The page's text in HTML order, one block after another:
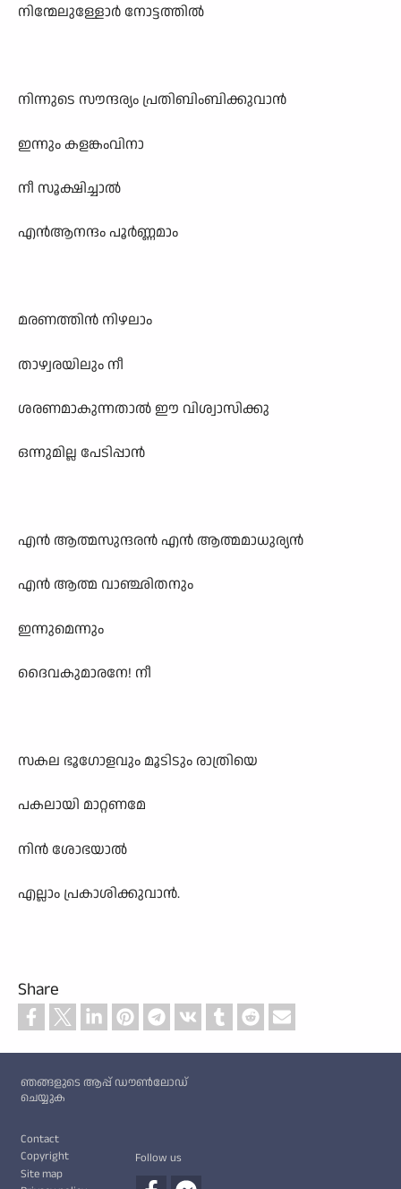
നിന്മേലുള്ളോർ നോട്ടത്തിൽ
നിന്നുടെ സൗന്ദര്യം പ്രതിബിംബിക്കുവാൻ
ഇന്നും കളങ്കംവിനാ
നീ സൂക്ഷിച്ചാൽ
എൻആനന്ദം പൂർണ്ണമാം
മരണത്തിൻ നിഴലാം
താഴ്വരയിലും നീ
ശരണമാകുന്നതാൽ ഈ വിശ്വാസിക്കു
ഒന്നുമില്ല പേടിപ്പാൻ
എൻ ആത്മസുന്ദരൻ എൻ ആത്മമാധുര്യൻ
എൻ ആത്മ വാഞ്ഛിതനും
ഇന്നുമെന്നും
ദൈവകുമാരനേ! നീ
സകല ഭൂഗോളവും മൂടിടും രാത്രിയെ
പകലായി മാറ്റണമേ
നിൻ ശോഭയാൽ
എല്ലാം പ്രകാശിക്കുവാൻ.
Share
ഞങ്ങളുടെ ആപ്പ് ഡൗൺലോഡ്
ചെയ്യുക
Contact
Copyright
Site map
Follow us